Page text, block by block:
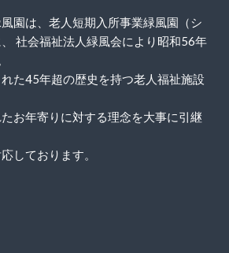
園は、老人短期入所事業緑風園（シ
社会福祉法人緑風会により昭和56年
た45年超の歴史を持つ老人福祉施設
お年寄りに対する理念を大事に引継
しております。